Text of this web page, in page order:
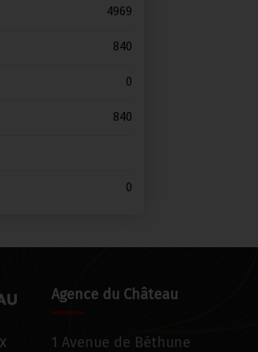
4969
840
0
840
0
Agence du Château
1 Avenue de Béthune